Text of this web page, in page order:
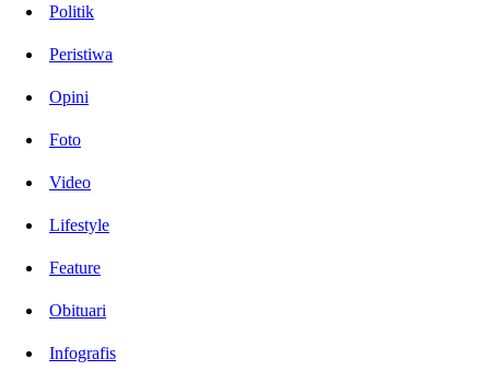
Politik
Peristiwa
Opini
Foto
Video
Lifestyle
Feature
Obituari
Infografis